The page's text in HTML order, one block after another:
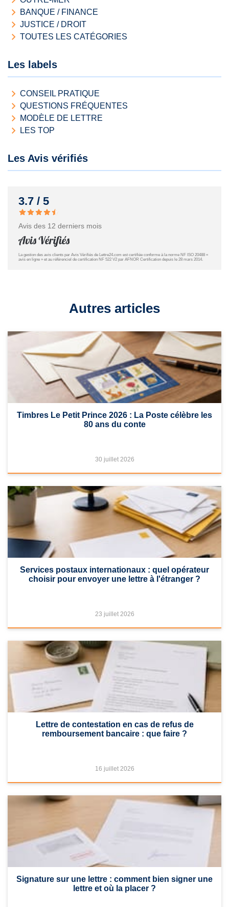
BANQUE / FINANCE
JUSTICE / DROIT
TOUTES LES CATÉGORIES
Les labels
CONSEIL PRATIQUE
QUESTIONS FRÉQUENTES
MODÈLE DE LETTRE
LES TOP
Les Avis vérifiés
3.7 / 5
Avis des 12 derniers mois
La gestion des avis clients par Avis Vérifiés de Lettre24.com est certifiée conforme à la norme NF ISO 20488 «
avis en ligne » et au référenciel de certification NF 522 V2 par AFNOR Certification depuis le 28 mars 2014.
Autres articles
Timbres Le Petit Prince 2026 : La Poste célèbre les
80 ans du conte
30 juillet 2026
Services postaux internationaux : quel opérateur
choisir pour envoyer une lettre à l'étranger ?
23 juillet 2026
Lettre de contestation en cas de refus de
remboursement bancaire : que faire ?
16 juillet 2026
Signature sur une lettre : comment bien signer une
lettre et où la placer ?